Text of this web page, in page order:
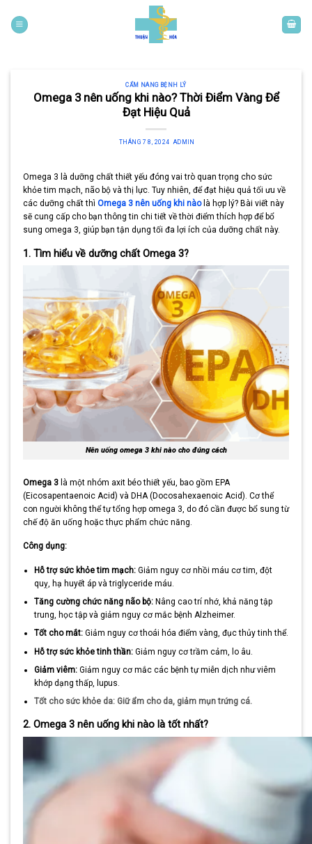
content
CẨM NANG BỆNH LÝ
Omega 3 nên uống khi nào? Thời Điểm Vàng Để
Đạt Hiệu Quả
THÁNG 7 8, 2024 ADMIN
Omega 3 là dưỡng chất thiết yếu đóng vai trò quan trọng cho sức
khỏe tim mạch, não bộ và thị lực. Tuy nhiên, để đạt hiệu quả tối ưu về
các dưỡng chất thì Omega 3 nên uống khi nàolà hợp lý? Bài viết này
sẽ cung cấp cho bạn thông tin chi tiết về thời điểm thích hợp để bổ
sung omega 3, giúp bạn tận dụng tối đa lợi ích của dưỡng chất này.
1. Tìm hiểu về dưỡng chất Omega 3?
Nên uống omega 3 khi nào cho đúng cách
Omega 3 là một nhóm axit béo thiết yếu, bao gồm EPA
(Eicosapentaenoic Acid) và DHA (Docosahexaenoic Acid). Cơ thể
con người không thể tự tổng hợp omega 3, do đó cần được bổ sung từ
chế độ ăn uống hoặc thực phẩm chức năng.
Công dụng:
Hỗ trợ sức khỏe tim mạch:Giảm nguy cơ nhồi máu cơ tim, đột
quỵ, hạ huyết áp và triglyceride máu.
Tăng cường chức năng não bộ:Nâng cao trí nhớ, khả năng tập
trung, học tập và giảm nguy cơ mắc bệnh Alzheimer.
Tốt cho mắt:Giảm nguy cơ thoái hóa điểm vàng, đục thủy tinh thể.
Hỗ trợ sức khỏe tinh thần:Giảm nguy cơ trầm cảm, lo âu.
Giảm viêm:Giảm nguy cơ mắc các bệnh tự miễn dịch như viêm
khớp dạng thấp, lupus.
Tốt cho sức khỏe da: Giữ ẩm cho da, giảm mụn trứng cá.
2. Omega 3 nên uống khi nào là tốt nhất?